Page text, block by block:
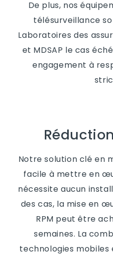
De plus, nos
télésurveillance
Laboratoires des
et MDSAP le cas
engagement à
Notre solution clé en
facile à mettre en
nécessite aucun
des cas, la mise en
RPM peut être
semaines. La
technologies mobiles